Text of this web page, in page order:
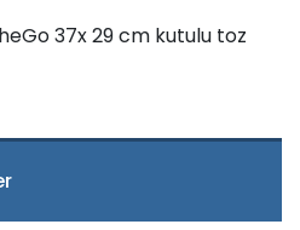
37x 29 cm kutulu toz